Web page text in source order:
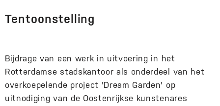
Tentoonstelling
Bijdrage van een werk in uitvoering in het
Rotterdamse stadskantoor als onderdeel van het
overkoepelende project 'Dream Garden' op
uitnodiging van de Oostenrijkse kunstenares